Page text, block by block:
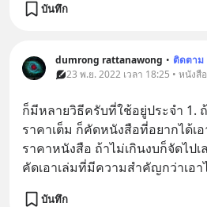
บันทึก
dumrong rattanawong • ติดตาม
23 พ.ย. 2022 เวลา 18:25 • หนังสือ
ก็มีหลายวิธีครับที่ใช้อยู่ประจำ 1.
ราคาเต็ม ก็คัดหนังสือที่อยากได้เ
ราคาหนังสือ ถ้าไม่เกินงบก็จัดไป
คัดเอาเล่มที่มีความสำคัญกว่าเอา
บันทึก